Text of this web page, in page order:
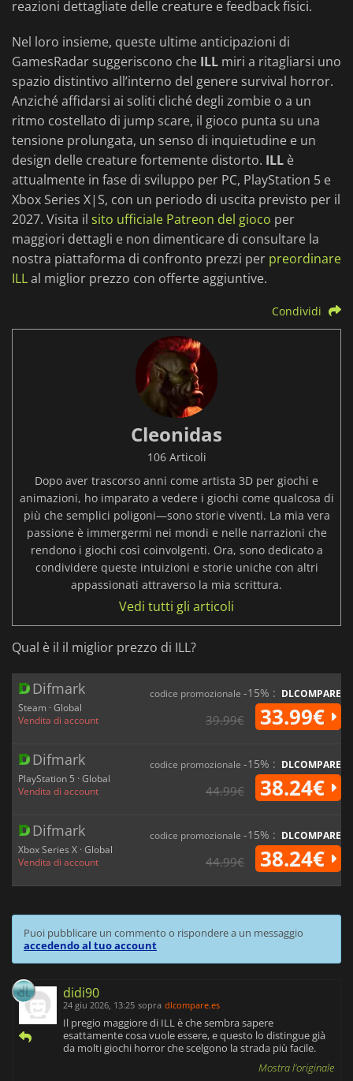
reazioni dettagliate delle creature e feedback fisici.
Nel loro insieme, queste ultime anticipazioni di
GamesRadar suggeriscono che ILL miri a ritagliarsi uno
spazio distintivo all’interno del genere survival horror.
Anziché affidarsi ai soliti cliché degli zombie o a un
ritmo costellato di jump scare, il gioco punta su una
tensione prolungata, un senso di inquietudine e un
design delle creature fortemente distorto. ILL è
attualmente in fase di sviluppo per PC, PlayStation 5 e
Xbox Series X|S, con un periodo di uscita previsto per il
2027. Visita il sito ufficiale Patreon del gioco per
maggiori dettagli e non dimenticare di consultare la
nostra piattaforma di confronto prezzi per preordinare
ILLal miglior prezzo con offerte aggiuntive.
Condividi
Cleonidas
106 Articoli
Dopo aver trascorso anni come artista 3D per giochi e
animazioni, ho imparato a vedere i giochi come qualcosa di
più che semplici poligoni—sono storie viventi. La mia vera
passione è immergermi nei mondi e nelle narrazioni che
rendono i giochi così coinvolgenti. Ora, sono dedicato a
condividere queste intuizioni e storie uniche con altri
appassionati attraverso la mia scrittura.
Vedi tutti gli articoli
Qual è il il miglior prezzo di ILL?
Difmark
Steam · Global
Vendita di account
codice promozionale -15% : DLCOMPARE
39.99€ 33.99€
Difmark
PlayStation 5 · Global
Vendita di account
codice promozionale -15% : DLCOMPARE
44.99€ 38.24€
Difmark
Xbox Series X · Global
Vendita di account
codice promozionale -15% : DLCOMPARE
44.99€ 38.24€
Puoi pubblicare un commento o rispondere a un messaggio
accedendo al tuo account
didi90
24 giu 2026, 13:25 sopra dlcompare.es
Il pregio maggiore di ILL è che sembra sapere
esattamente cosa vuole essere, e questo lo distingue già
da molti giochi horror che scelgono la strada più facile.
Mostra l'originale